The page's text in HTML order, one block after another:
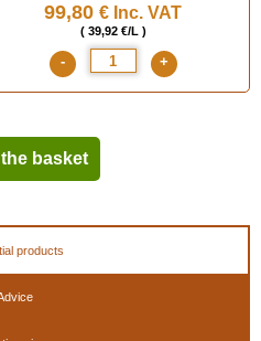
99,80 € Inc. VAT
( 39,92 €/L )
- +
basket
products